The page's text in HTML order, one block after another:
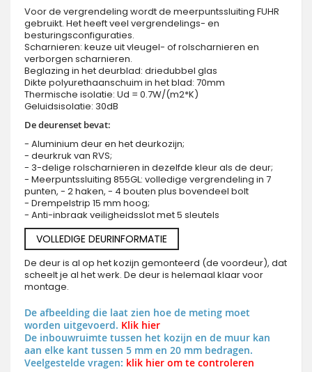
Voor de vergrendeling wordt de meerpuntssluiting FUHR
gebruikt. Het heeft veel vergrendelings- en
besturingsconfiguraties.
Scharnieren: keuze uit vleugel- of rolscharnieren en
verborgen scharnieren.
Beglazing in het deurblad: driedubbel glas
Dikte polyurethaanschuim in het blad: 70mm
Thermische isolatie: Ud = 0.7W/(m2*K)
Geluidsisolatie: 30dB
De deurenset bevat:
- Aluminium deur en het deurkozijn;
- deurkruk van RVS;
- 3-delige rolscharnieren in dezelfde kleur als de deur;
- Meerpuntssluiting 855GL: volledige vergrendeling in 7
punten, - 2 haken, - 4 bouten plus bovendeel bolt
- Drempelstrip 15 mm hoog;
- Anti-inbraak veiligheidsslot met 5 sleutels
VOLLEDIGE DEURINFORMATIE
De deur is al op het kozijn gemonteerd (de voordeur), dat
scheelt je al het werk. De deur is helemaal klaar voor
montage.
De afbeelding die laat zien hoe de meting moet
worden uitgevoerd. Klik hier
De inbouwruimte tussen het kozijn en de muur kan
aan elke kant tussen 5 mm en 20 mm bedragen.
Veelgestelde vragen: klik hier om te controleren